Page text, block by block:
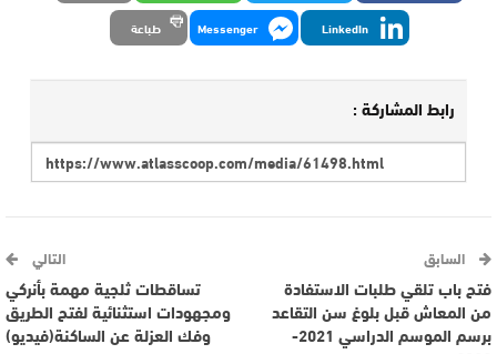
LinkedIn
Messenger طباعة
رابط المشاركة :
السابق
فتح باب تلقي طلبات الاستفادة
من المعاش قبل بلوغ سن التقاعد
برسم الموسم الدراسي 2021-
التالي
تساقطات ثلجية مهمة بأنركي
ومجهودات استثنائية لفتح الطريق
وفك العزلة عن الساكنة(فيديو)